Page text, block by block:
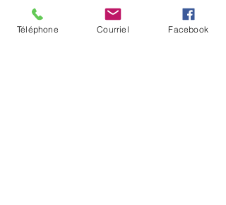
Courriel
Téléphone Courriel Facebook